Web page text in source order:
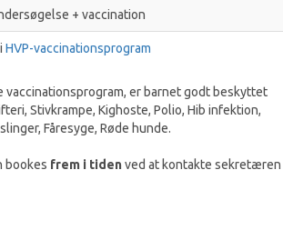
+ vaccination
HVP-vaccinationsprogram
vaccinationsprogram, er barnet godt beskyttet
Stivkrampe, Kighoste, Polio, Hib infektion,
Fåresyge, Røde hunde.
bookes frem i tiden ved at kontakte sekretæren